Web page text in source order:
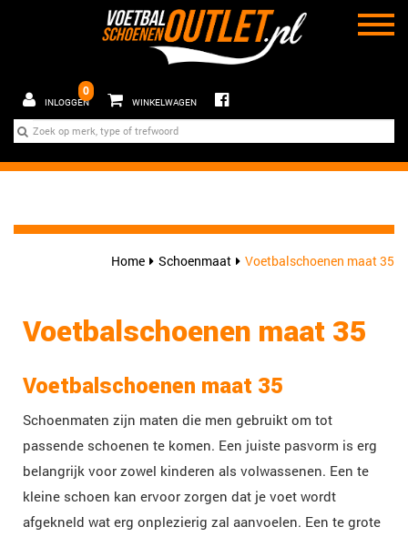
INLOGGEN
0
WINKELWAGEN
Home Schoenmaat Voetbalschoenen maat 35
Voetbalschoenen maat 35
Voetbalschoenen maat 35
Schoenmaten zijn maten die men gebruikt om tot
passende schoenen te komen. Een juiste pasvorm is erg
belangrijk voor zowel kinderen als volwassenen. Een te
kleine schoen kan ervoor zorgen dat je voet wordt
afgekneld wat erg onplezierig zal aanvoelen. Een te grote